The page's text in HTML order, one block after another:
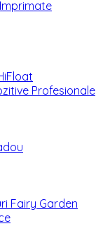
Profesionale
Fairy Garden